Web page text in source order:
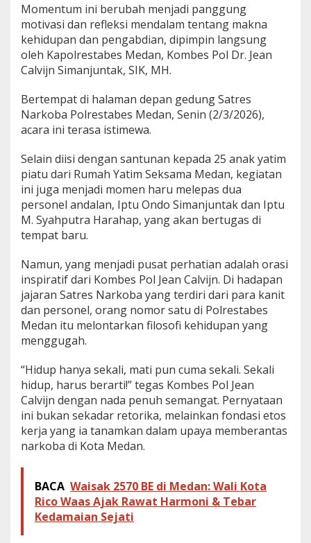
n
B
e
r
i
P
s
a
n
F
l
o
s
o
f
i
S
a
t
r
s
r
k
b
a
d
l
i
k
P
Momentum ini berubah menjadi panggung
motivasi dan refleksi mendalam tentang makna
kehidupan dan pengabdian, dipimpin langsung
oleh Kapolrestabes Medan, Kombes Pol Dr. Jean
Calvijn Simanjuntak, SIK, MH.
Bertempat di halaman depan gedung Satres
Narkoba Polrestabes Medan, Senin (2/3/2026),
acara ini terasa istimewa.
Selain diisi dengan santunan kepada 25 anak yatim
piatu dari Rumah Yatim Seksama Medan, kegiatan
ini juga menjadi momen haru melepas dua
personel andalan, Iptu Ondo Simanjuntak dan Iptu
M. Syahputra Harahap, yang akan bertugas di
tempat baru.
Namun, yang menjadi pusat perhatian adalah orasi
inspiratif dari Kombes Pol Jean Calvijn. Di hadapan
jajaran Satres Narkoba yang terdiri dari para kanit
dan personel, orang nomor satu di Polrestabes
Medan itu melontarkan filosofi kehidupan yang
menggugah.
“Hidup hanya sekali, mati pun cuma sekali. Sekali
hidup, harus berarti!” tegas Kombes Pol Jean
Calvijn dengan nada penuh semangat. Pernyataan
ini bukan sekadar retorika, melainkan fondasi etos
kerja yang ia tanamkan dalam upaya memberantas
narkoba di Kota Medan.
BACA Waisak 2570 BE di Medan: Wali Kota
Rico Waas Ajak Rawat Harmoni & Tebar
Kedamaian Sejati